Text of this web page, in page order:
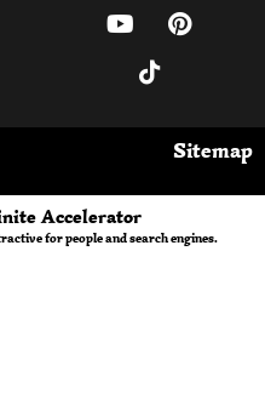
Sitemap
Accelerator
for people and search engines.